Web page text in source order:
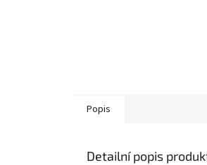
Popis
Detailní popis